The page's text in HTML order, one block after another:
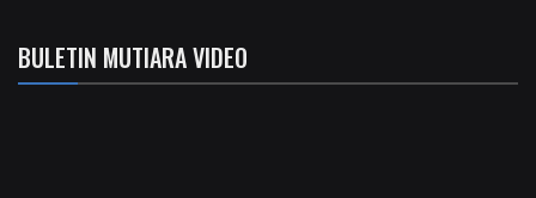
BULETIN MUTIARA VIDEO